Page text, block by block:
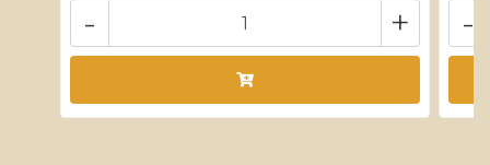
+
- -